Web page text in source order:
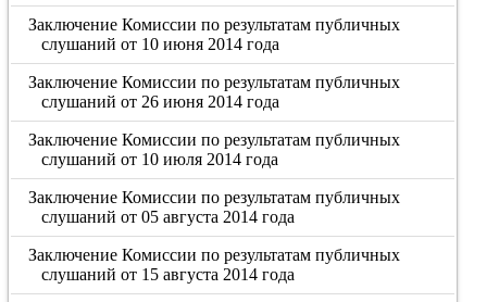
Заключение Комиссии по результатам публичных
слушаний от 10 июня 2014 года
Заключение Комиссии по результатам публичных
слушаний от 26 июня 2014 года
Заключение Комиссии по результатам публичных
слушаний от 10 июля 2014 года
Заключение Комиссии по результатам публичных
слушаний от 05 августа 2014 года
Заключение Комиссии по результатам публичных
слушаний от 15 августа 2014 года